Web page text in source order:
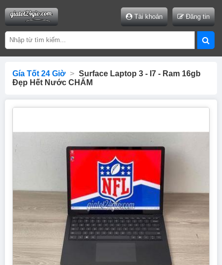
Tài khoản Đăng tin
Gía Tốt 24 Giờ > Surface Laptop 3 - I7 - Ram 16gb
Đẹp Hết Nước CHẤM